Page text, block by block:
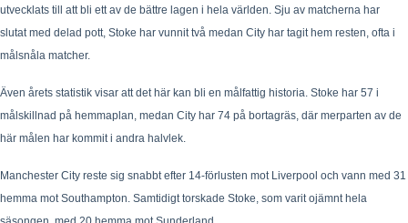
utvecklats till att bli ett av de bättre lagen i hela världen. Sju av matcherna har
slutat med delad pott, Stoke har vunnit två medan City har tagit hem resten, ofta i
målsnåla matcher.
Även årets statistik visar att det här kan bli en målfattig historia. Stoke har 57 i
målskillnad på hemmaplan, medan City har 74 på bortagräs, där merparten av de
här målen har kommit i andra halvlek.
Manchester City reste sig snabbt efter 14-förlusten mot Liverpool och vann med 31
hemma mot Southampton. Samtidigt torskade Stoke, som varit ojämnt hela